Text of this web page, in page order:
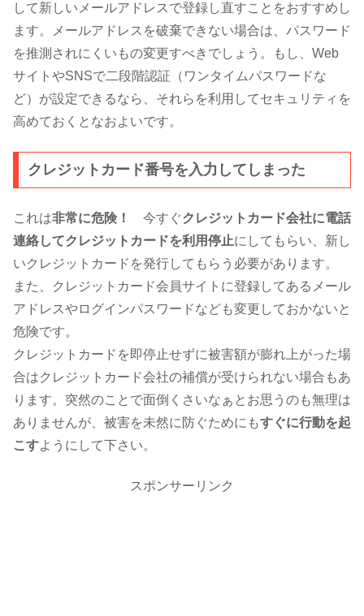
して新しいメールアドレスで登録し直すことをおすすめし
ます。メールアドレスを破棄できない場合は、パスワード
を推測されにくいもの変更すべきでしょう。もし、Web
サイトやSNSで二段階認証（ワンタイムパスワードな
ど）が設定できるなら、それらを利用してセキュリティを
高めておくとなおよいです。
クレジットカード番号を入力してしまった
これは非常に危険！ 今すぐクレジットカード会社に電話
連絡してクレジットカードを利用停止にしてもらい、新し
いクレジットカードを発行してもらう必要があります。
また、クレジットカード会員サイトに登録してあるメール
アドレスやログインパスワードなども変更しておかないと
危険です。
クレジットカードを即停止せずに被害額が膨れ上がった場
合はクレジットカード会社の補償が受けられない場合もあ
ります。突然のことで面倒くさいなぁとお思うのも無理は
ありませんが、被害を未然に防ぐためにもすぐに行動を起
こすようにして下さい。
スポンサーリンク